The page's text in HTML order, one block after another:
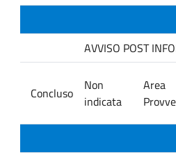
AVVISO POST
Concluso
Non
indicata
Area